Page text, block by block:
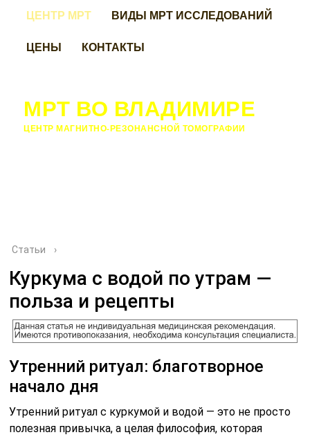
ЦЕНТР МРТ
ВИДЫ МРТ ИССЛЕДОВАНИЙ
ЦЕНЫ
КОНТАКТЫ
МРТ ВО ВЛАДИМИРЕ
ЦЕНТР МАГНИТНО-РЕЗОНАНСНОЙ ТОМОГРАФИИ
Статьи ›
Куркума с водой по утрам —
польза и рецепты
Утренний ритуал: благотворное
начало дня
Утренний ритуал с куркумой и водой — это не просто
полезная привычка, а целая философия, которая